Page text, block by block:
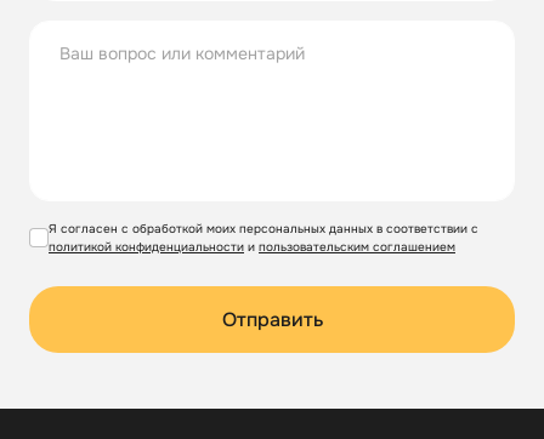
Я согласен с обработкой моих персональных данных в соответствии с
политикой конфиденциальности и пользовательским соглашением
Отправить